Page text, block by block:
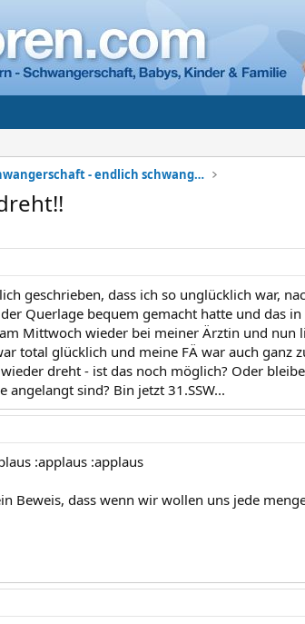
Meine Schwangerschaft - endlich schwanger
geschrieben, dass ich so unglücklich war,
Querlage bequem gemacht hatte und das in
Mittwoch wieder bei meiner Ärztin und nun
total glücklich und meine FÄ war auch ganz
dreht - ist das noch möglich? Oder
angelangt sind? Bin jetzt 31.SSW...
:applaus :applaus
Beweis, dass wenn wir wollen uns jede